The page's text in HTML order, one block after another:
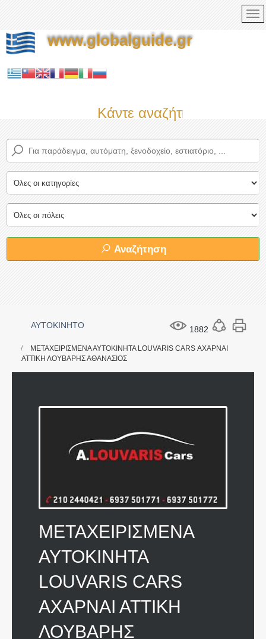
www.globalguide.gr
Κάντε αναζήτηση τώρα
Αναζήτηση
1882
ΑΥΤΟΚΙΝΗΤΟ
ΜΕΤΑΧΕΙΡΙΣΜΕΝΑ ΑΥΤΟΚΙΝΗΤΑ LOUVARIS CARS ΑΧΑΡΝΑΙ
ΑΤΤΙΚΗ ΛΟΥΒΑΡΗΣ ΑΘΑΝΑΣΙΟΣ
ΜΕΤΑΧΕΙΡΙΣΜΕΝΑ
ΑΥΤΟΚΙΝΗΤΑ
LOUVARIS CARS
ΑΧΑΡΝΑΙ ΑΤΤΙΚΗ
ΛΟΥΒΑΡΗΣ